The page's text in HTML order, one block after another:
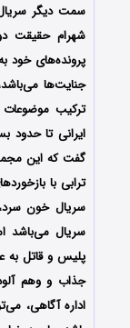
سمت دیگر
شهرام حقیقت
پرونده‌های خود
جنایت‌ها
ترکیب
ایرانی تا حدود
گفت که این
ترابی با
سریال خون
سریال می‌باشد
پلیس و قاتل به
جذاب و وهم
اداره آگاهی،